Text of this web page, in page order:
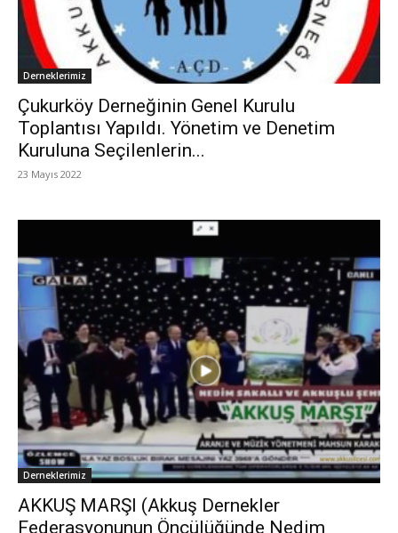
Derneklerimiz
Çukurköy Derneğinin Genel Kurulu
Toplantısı Yapıldı. Yönetim ve Denetim
Kuruluna Seçilenlerin...
23 Mayıs 2022
Derneklerimiz
AKKUŞ MARŞI (Akkuş Dernekler
Federasyonunun Öncülüğünde Nedim